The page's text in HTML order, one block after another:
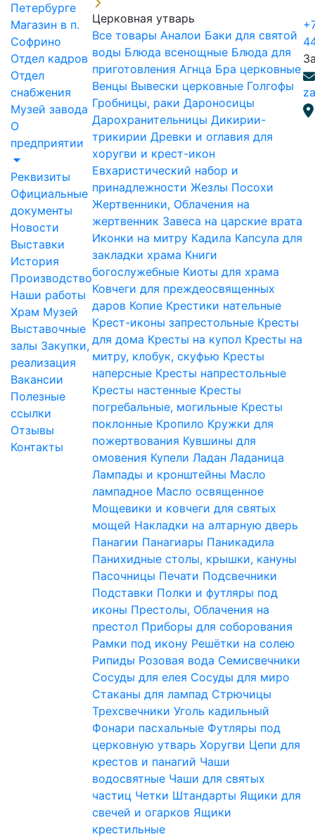
Петербурге
Магазин в п.
Софрино
Отдел кадров
Отдел
снабжения
Музей завода
О
предприятии
Реквизиты
Официальные
документы
Новости
Выставки
История
Производство
Наши работы
Храм Музей
Выставочные
залы Закупки,
реализация
Вакансии
Полезные
ссылки
Отзывы
Контакты
Церковная утварь
Все товары Аналои Баки для святой
воды Блюда всенощные Блюда для
приготовления Агнца Бра церковные
Венцы Вывески церковные Голгофы
Гробницы, раки Дароносицы
Дарохранительницы Дикирии-
трикирии Древки и оглавия для
хоругви и крест-икон
Евхаристический набор и
принадлежности Жезлы Посохи
Жертвенники, Облачения на
жертвенник Завеса на царские врата
Иконки на митру Кадила Капсула для
закладки храма Книги
богослужебные Киоты для храма
Ковчеги для преждеосвященных
даров Копие Крестики нательные
Крест-иконы запрестольные Кресты
для дома Кресты на купол Кресты на
митру, клобук, скуфью Кресты
наперсные Кресты напрестольные
Кресты настенные Кресты
погребальные, могильные Кресты
поклонные Кропило Кружки для
пожертвования Кувшины для
омовения Купели Ладан Ладаница
Лампады и кронштейны Масло
лампадное Масло освященное
Мощевики и ковчеги для святых
мощей Накладки на алтарную дверь
Панагии Панагиары Паникадила
Панихидные столы, крышки, кануны
Пасочницы Печати Подсвечники
Подставки Полки и футляры под
иконы Престолы, Облачения на
престол Приборы для соборования
Рамки под икону Решётки на солею
Рипиды Розовая вода Семисвечники
Сосуды для елея Сосуды для миро
Стаканы для лампад Стрючицы
Трехсвечники Уголь кадильный
Фонари пасхальные Футляры под
церковную утварь Хоругви Цепи для
крестов и панагий Чаши
водосвятные Чаши для святых
частиц Четки Штандарты Ящики для
свечей и огарков Ящики
крестильные